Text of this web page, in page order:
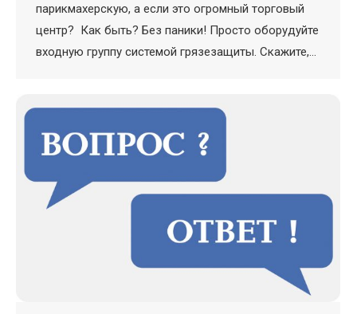
парикмахерскую, а если это огромный торговый
центр? Как быть? Без паники! Просто оборудуйте
входную группу системой грязезащиты. Скажите,…